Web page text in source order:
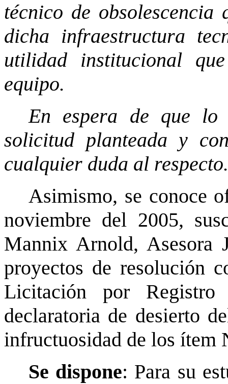
técnico de obsolescencia
dicha infraestructura
utilidad institucional
equipo.
En espera de que lo
solicitud planteada y
cualquier duda al
Asimismo, se conoce
noviembre del 2005,
Mannix Arnold, Asesora
proyectos de resolución
Licitación por
declaratoria de desierto
infructuosidad de los ítem
Se dispone: Para su